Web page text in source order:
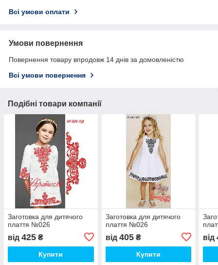
Всі умови оплати
Умови повернення
Повернення товару впродовж 14 днів за домовленістю
Всі умови повернення
Подібні товари компанії
Заготовка для дитячого
плаття №026
від 425 ₴
Купити
Заготовка для дитячого
плаття №026
від 405₴
Купити
від